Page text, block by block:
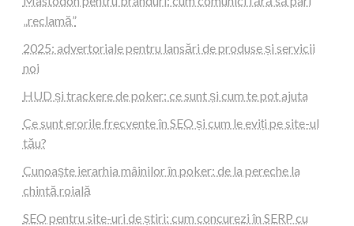
„reclamă”
2025: advertoriale pentru lansări de produse și servicii
noi
HUD și trackere de poker: ce sunt și cum te pot ajuta
Ce sunt erorile frecvente în SEO și cum le eviți pe site-ul
tău?
Cunoaște ierarhia mâinilor în poker: de la pereche la
chintă roială
SEO pentru site-uri de știri: cum concurezi în SERP cu